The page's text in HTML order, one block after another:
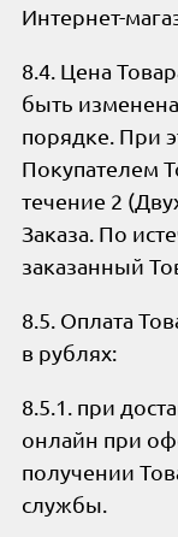
Интернет-
8.4. Цена
быть
порядке. При
Покупателем
течение 2
Заказа. По
заказанный
8.5. Оплата
в рублях:
8.5.1. при
онлайн при
получении
службы.